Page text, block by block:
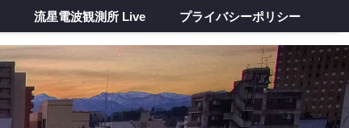
流星電波観測所 Live プライバシーポリシー